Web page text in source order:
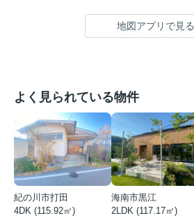
地図アプリで見る
よく見られている物件
紀の川市打田
4DK (115.92㎡)
海南市黒江
2LDK (117.17㎡)